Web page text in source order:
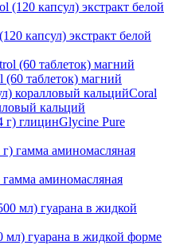
капсул) экстракт белой
таблеток) магний
Coral
кальций
Glycine Pure
аминомасляная
мл) гуарана в жидкой форме